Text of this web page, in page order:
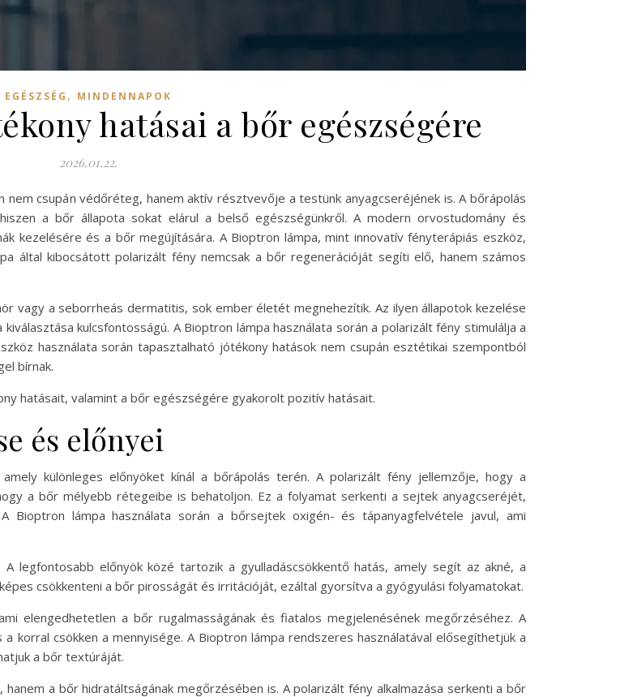
EGÉSZSÉG , MINDENNAPOK
hatásai a bőr egészségére
2026.01.22.
csupán védőréteg, hanem aktív résztvevője a testünk anyagcseréjének is. A bőrápolás
a bőr állapota sokat elárul a belső egészségünkről. A modern orvostudomány és
kezelésére és a bőr megújítására. A Bioptron lámpa, mint innovatív fényterápiás eszköz,
által kibocsátott polarizált fény nemcsak a bőr regenerációját segíti elő, hanem számos
vagy a seborrheás dermatitis, sok ember életét megnehezítik. Az ilyen állapotok kezelése
kulcsfontosságú. A Bioptron lámpa használata során a polarizált fény stimulálja a
használata során tapasztalható jótékony hatások nem csupán esztétikai szempontból
bírnak.
hatásait, valamint a bőr egészségére gyakorolt pozitív hatásait.
és előnyei
különleges előnyöket kínál a bőrápolás terén. A polarizált fény jellemzője, hogy a
a bőr mélyebb rétegeibe is behatoljon. Ez a folyamat serkenti a sejtek anyagcseréjét,
Bioptron lámpa használata során a bőrsejtek oxigén- és tápanyagfelvétele javul, ami
legfontosabb előnyök közé tartozik a gyulladáscsökkentő hatás, amely segít az akné, a
csökkenteni a bőr pirosságát és irritációját, ezáltal gyorsítva a gyógyulási folyamatokat.
elengedhetetlen a bőr rugalmasságának és fiatalos megjelenésének megőrzéséhez. A
csökken a mennyisége. A Bioptron lámpa rendszeres használatával elősegíthetjük a
a bőr textúráját.
a bőr hidratáltságának megőrzésében is. A polarizált fény alkalmazása serkenti a bőr